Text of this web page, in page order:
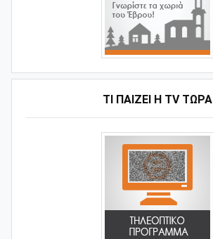
ΤΙ ΠΑΊΖΕΙ Η ΤV ΤΏΡΑ